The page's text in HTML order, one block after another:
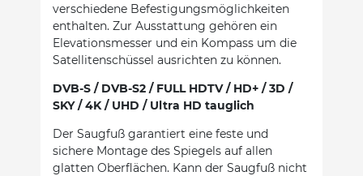
verschiedene Befestigungsmöglichkeiten
enthalten. Zur Ausstattung gehören ein
Elevationsmesser und ein Kompass um die
Satellitenschüssel ausrichten zu können.
DVB-S / DVB-S2 / FULL HDTV / HD+ / 3D /
SKY / 4K / UHD / Ultra HD tauglich
Der Saugfuß garantiert eine feste und
sichere Montage des Spiegels auf allen
glatten Oberflächen. Kann der Saugfuß nicht